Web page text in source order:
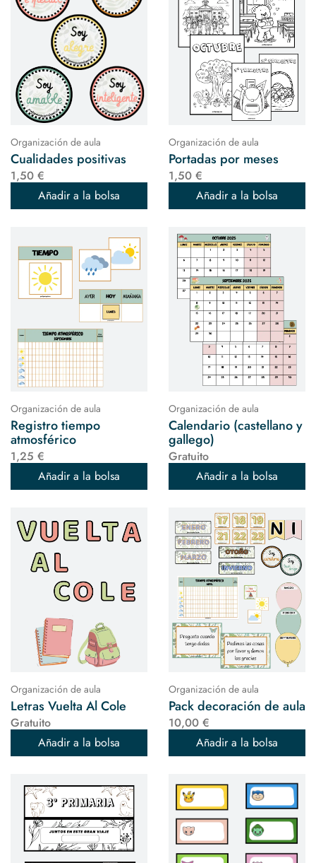
Organización de aula
Cualidades positivas
1,50 €
Añadir a la bolsa
Organización de aula
Portadas por meses
1,50 €
Añadir a la bolsa
Organización de aula
Registro tiempo
atmosférico
1,25 €
Añadir a la bolsa
Organización de aula
Calendario (castellano y
gallego)
Gratuito
Añadir a la bolsa
Organización de aula
Letras Vuelta Al Cole
Gratuito
Añadir a la bolsa
Organización de aula
Pack decoración de aula
10,00 €
Añadir a la bolsa